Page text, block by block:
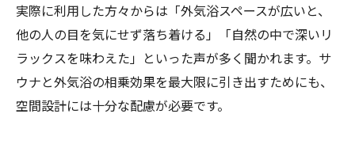
実際に利用した方々からは「外気浴スペースが広いと、
他の人の目を気にせず落ち着ける」「自然の中で深いリ
ラックスを味わえた」といった声が多く聞かれます。サ
ウナと外気浴の相乗効果を最大限に引き出すためにも、
空間設計には十分な配慮が必要です。